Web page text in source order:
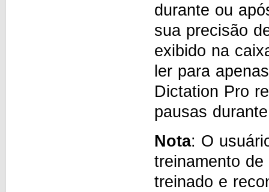
durante ou
sua precisão
exibido na
ler para
Dictation Pro
pausas
Nota: O
treinamento
treinado e